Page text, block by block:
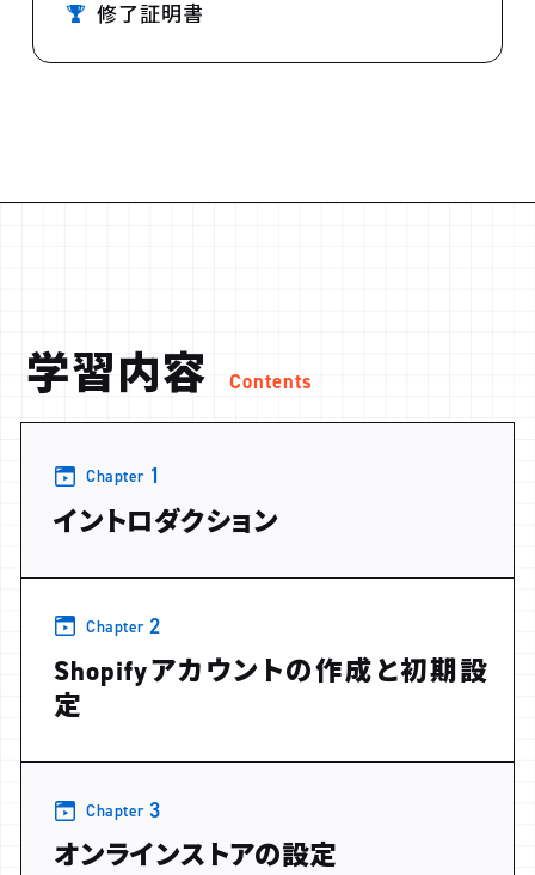
修了証明書
学習内容 Contents
Chapter 1
イントロダクション
Chapter 2
Shopifyアカウントの作成と初期設
定
Chapter 3
オンラインストアの設定